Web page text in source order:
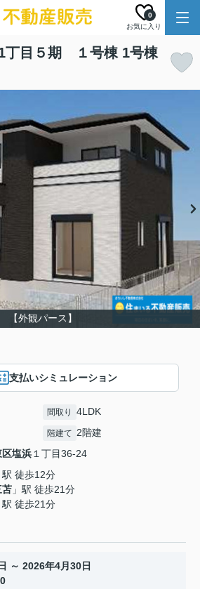
お気に入り
0
丁目５期 １号棟 1号棟
【外観パース】
支払いシミュレーション
間取り 4LDK
階建て 2階建
区塩浜１丁目36-24
駅 徒歩12分
苫 」駅 徒歩21分
駅 徒歩21分
～ 2026年4月30日